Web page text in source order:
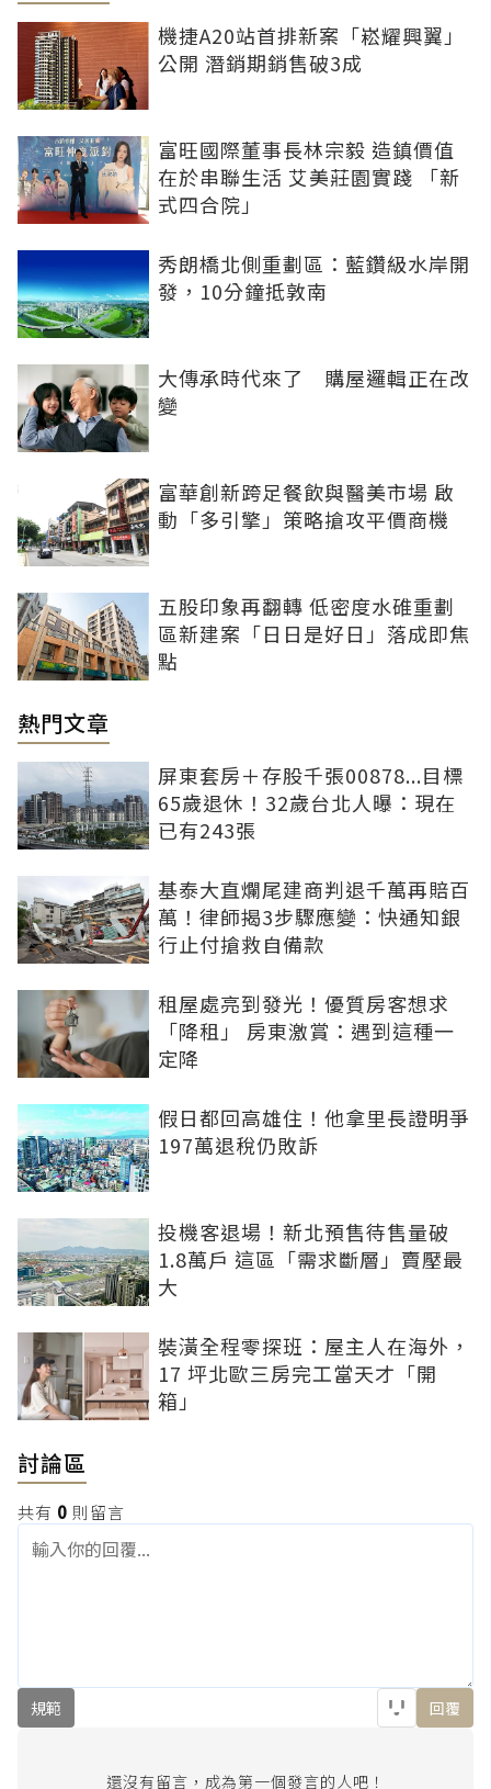
機捷A20站首排新案「崧耀興翼」
公開 潛銷期銷售破3成
富旺國際董事長林宗毅 造鎮價值
在於串聯生活 艾美莊園實踐 「新
式四合院」
秀朗橋北側重劃區：藍鑽級水岸開
發，10分鐘抵敦南
大傳承時代來了 購屋邏輯正在改
變
富華創新跨足餐飲與醫美市場 啟
動「多引擎」策略搶攻平價商機
五股印象再翻轉 低密度水碓重劃
區新建案「日日是好日」落成即焦
點
熱門文章
屏東套房＋存股千張00878...目標
65歲退休！32歲台北人曝：現在
已有243張
基泰大直爛尾建商判退千萬再賠百
萬！律師揭3步驟應變：快通知銀
行止付搶救自備款
租屋處亮到發光！優質房客想求
「降租」 房東激賞：遇到這種一
定降
假日都回高雄住！他拿里長證明爭
197萬退稅仍敗訴
投機客退場！新北預售待售量破
1.8萬戶 這區「需求斷層」賣壓最
大
裝潢全程零探班：屋主人在海外，
17 坪北歐三房完工當天才「開
箱」
討論區
共有 0 則留言
規範 回覆
還沒有留言，成為第一個發言的人吧！